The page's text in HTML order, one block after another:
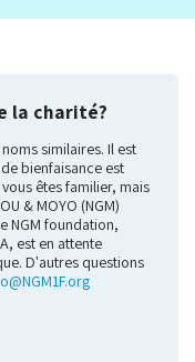
la charité?
similaires. Il est
bienfaisance est
êtes familier, mais
& MOYO (NGM)
NGM foundation,
est en attente
D'autres questions